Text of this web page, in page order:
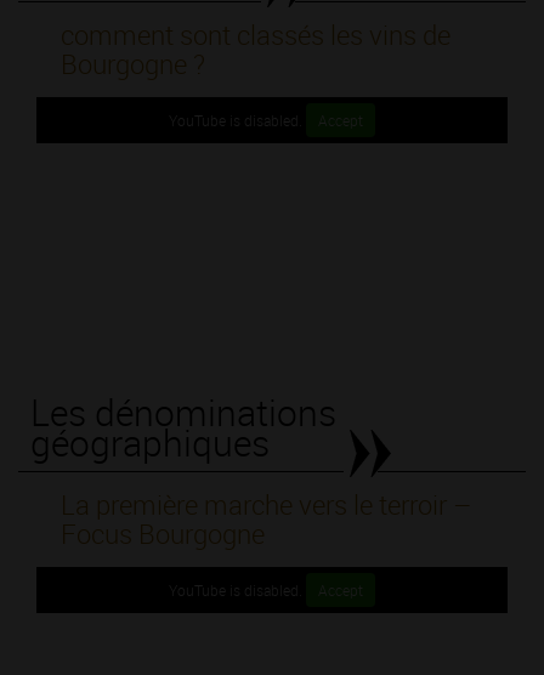
comment sont classés les vins de
Bourgogne ?
YouTube is disabled. Accept
Les dénominations
géographiques
La première marche vers le terroir –
Focus Bourgogne
YouTube is disabled. Accept